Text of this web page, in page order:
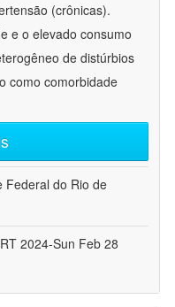
(crônicas).
e o elevado consumo
de distúrbios
como comorbidade
Federal do Rio de
2024-Sun Feb 28